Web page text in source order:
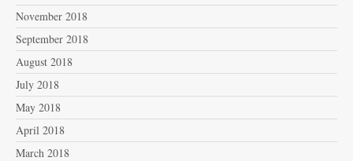
November 2018
September 2018
August 2018
July 2018
May 2018
April 2018
March 2018